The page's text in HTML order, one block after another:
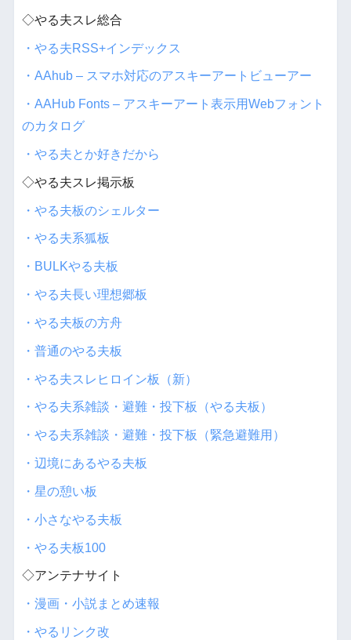
◇やる夫スレ総合
・やる夫RSS+インデックス
・AAhub – スマホ対応のアスキーアートビューアー
・AAHub Fonts – アスキーアート表示用Webフォント
のカタログ
・やる夫とか好きだから
◇やる夫スレ掲示板
・やる夫板のシェルター
・やる夫系狐板
・BULKやる夫板
・やる夫長い理想郷板
・やる夫板の方舟
・普通のやる夫板
・やる夫スレヒロイン板（新）
・やる夫系雑談・避難・投下板（やる夫板）
・やる夫系雑談・避難・投下板（緊急避難用）
・辺境にあるやる夫板
・星の憩い板
・小さなやる夫板
・やる夫板100
◇アンテナサイト
・漫画・小説まとめ速報
・やるリンク改